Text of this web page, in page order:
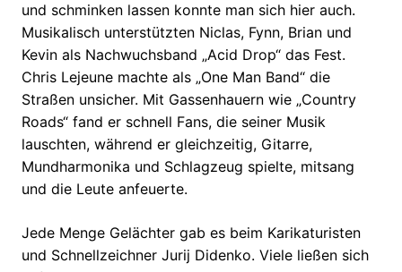
und schminken lassen konnte man sich hier auch.
Musikalisch unterstützten Niclas, Fynn, Brian und
Kevin als Nachwuchsband „Acid Drop“ das Fest.
Chris Lejeune machte als „One Man Band“ die
Straßen unsicher. Mit Gassenhauern wie „Country
Roads“ fand er schnell Fans, die seiner Musik
lauschten, während er gleichzeitig, Gitarre,
Mundharmonika und Schlagzeug spielte, mitsang
und die Leute anfeuerte.
Jede Menge Gelächter gab es beim Karikaturisten
und Schnellzeichner Jurij Didenko. Viele ließen sich